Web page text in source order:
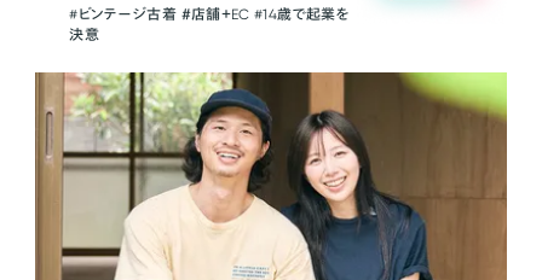
#ビンテージ古着 ＃店舗＋EC #14歳で起業を
決意